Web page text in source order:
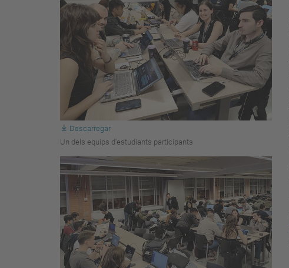
Descarregar
Un dels equips d'estudiants participants